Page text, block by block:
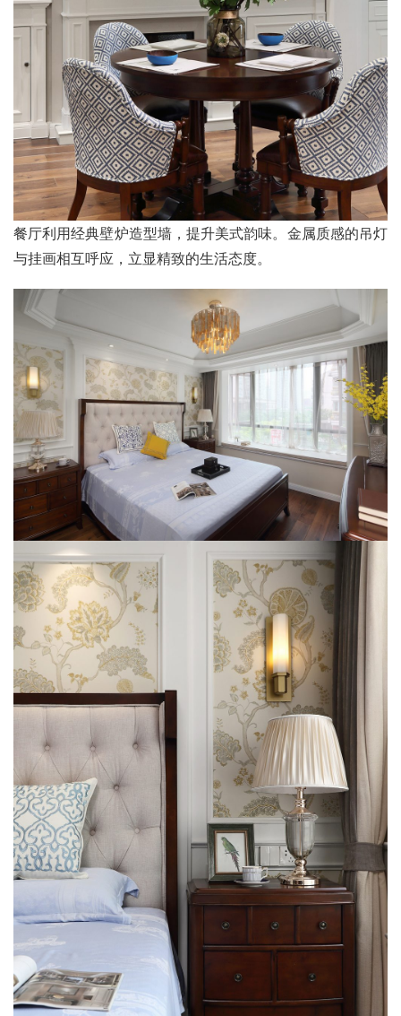
餐厅利用经典壁炉造型墙，提升美式韵味。金属质感的吊灯
与挂画相互呼应，立显精致的生活态度。